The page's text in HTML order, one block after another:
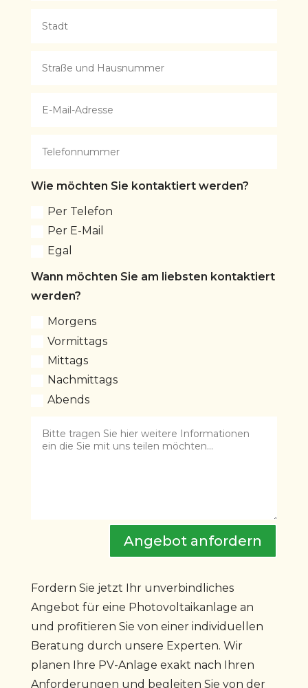
Wie möchten Sie kontaktiert werden?
Per Telefon
Per E-Mail
Egal
Wann möchten Sie am liebsten kontaktiert
werden?
Morgens
Vormittags
Mittags
Nachmittags
Abends
Angebot anfordern
Fordern Sie jetzt Ihr unverbindliches
Angebot für eine Photovoltaikanlage an
und profitieren Sie von einer individuellen
Beratung durch unsere Experten. Wir
planen Ihre PV-Anlage exakt nach Ihren
Anforderungen und begleiten Sie von der